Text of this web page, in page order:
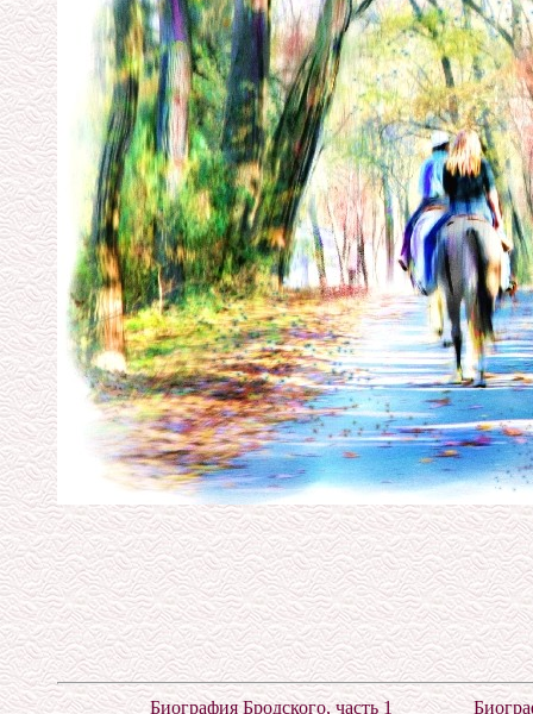
Биография Бродского, часть 1